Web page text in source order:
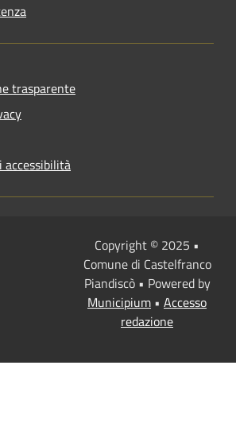
trasparente
accessibilità
Copyright © 2025 •
Comune di Castelfranco
Piandiscò • Powered by
Municipium • Accesso
redazione